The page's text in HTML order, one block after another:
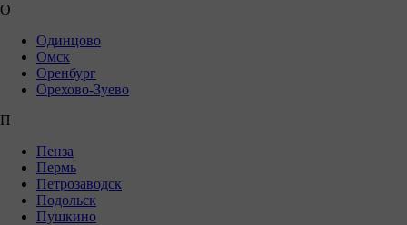
О
Одинцово
Омск
Оренбург
Орехово-Зуево
П
Пенза
Пермь
Петрозаводск
Подольск
Пушкино